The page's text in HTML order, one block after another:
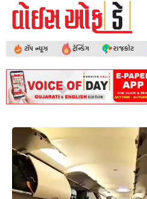
ટૉપ ન્યૂઝ ટ્રેન્ડિંગ રાજકોટ